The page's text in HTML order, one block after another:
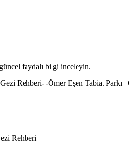
faydalı bilgi inceleyin.
Rehberi-|-Ömer Eşen Tabiat Parkı |
Rehberi